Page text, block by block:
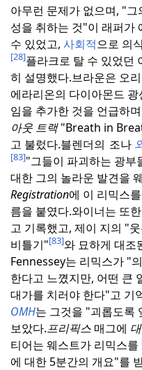
아무런 문제가 없으며, "
성을 취하는 것"이 래퍼가
수 있었고, 사회적으로 의
[28]플라크로 탈 수 있었던
히 설명했다.브라운은 오
에라리온의 다이아몬드
임을 추가한 것을 언급하며
아웃 트랙"Breath in
고 불렀다.블렌더의 조나
[83]"그들이 파괴하는 광부
대한 그의 놀라운 발견을
Registration에 이 리믹스
름을 붙였다.와이너는 또
고 기록했고, 제이 지의 "
비틀기"[83]와 묘하게 대조
Fennessey는 리믹스가 "
한다고 느꼈지만, 어떤 큰
대가를 치러야 한다"고 기
OMH는 그것을 "괴롭도록
보았다.프리픽스 매그에
티어는 웨스트가 리믹스를
에 대한 5분간의 개요"를